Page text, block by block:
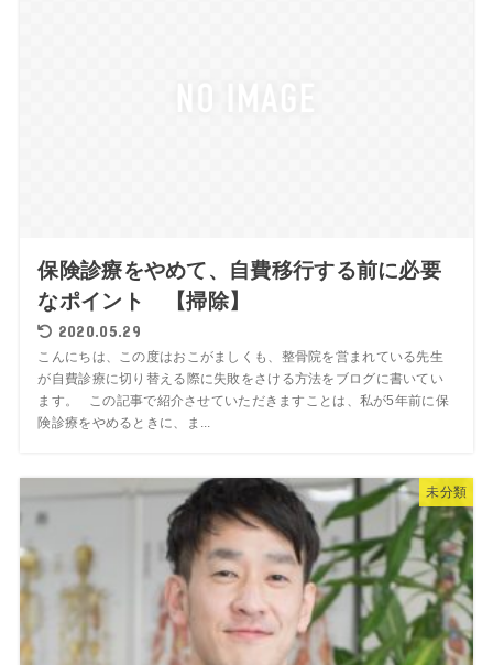
保険診療をやめて、自費移行する前に必要
なポイント 【掃除】
2020.05.29
こんにちは、この度はおこがましくも、整骨院を営まれている先生
が自費診療に切り替える際に失敗をさける方法をブログに書いてい
ます。 この記事で紹介させていただきますことは、私が5年前に保
険診療をやめるときに、ま...
未分類